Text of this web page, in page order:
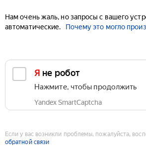
Нам очень жаль, но запросы с вашего
автоматические.
Почему это могло
Я не робот
Нажмите, чтобы продолжить
Yandex SmartCaptcha
Если у вас возникли проблемы, пожалуйста,
обратной связи